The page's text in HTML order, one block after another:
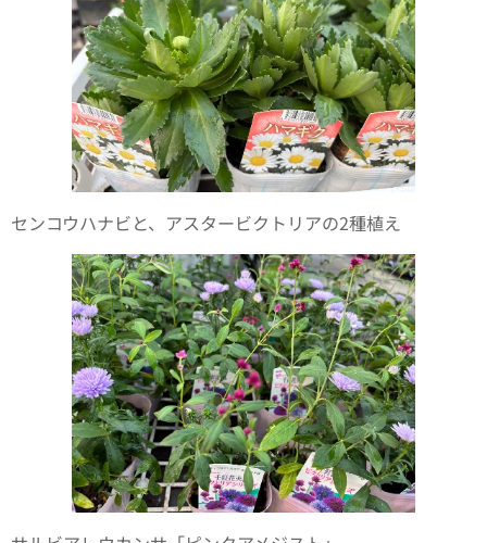
センコウハナビと、アスタービクトリアの2種植え